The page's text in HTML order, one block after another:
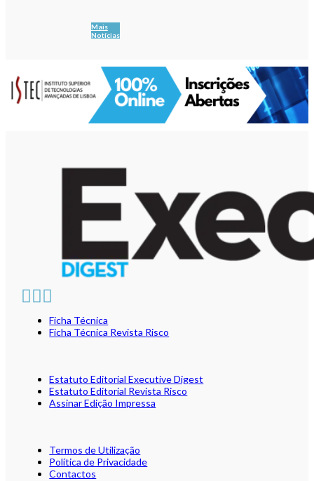
Mais
Notícias
Ficha Técnica
Ficha Técnica Revista Risco
Estatuto Editorial Executive Digest
Estatuto Editorial Revista Risco
Assinar Edição Impressa
Termos de Utilização
Política de Privacidade
Contactos